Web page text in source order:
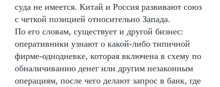
суда не имеется. Китай и Россия развивают союз
с четкой позицией относительно Запада.
По его словам, существует и другой бизнес:
оперативники узнают о какой-либо типичной
фирме-однодневке, которая включена в схему по
обналичиванию денег или другим незаконным
операциям, после чего делают запрос в банк, где